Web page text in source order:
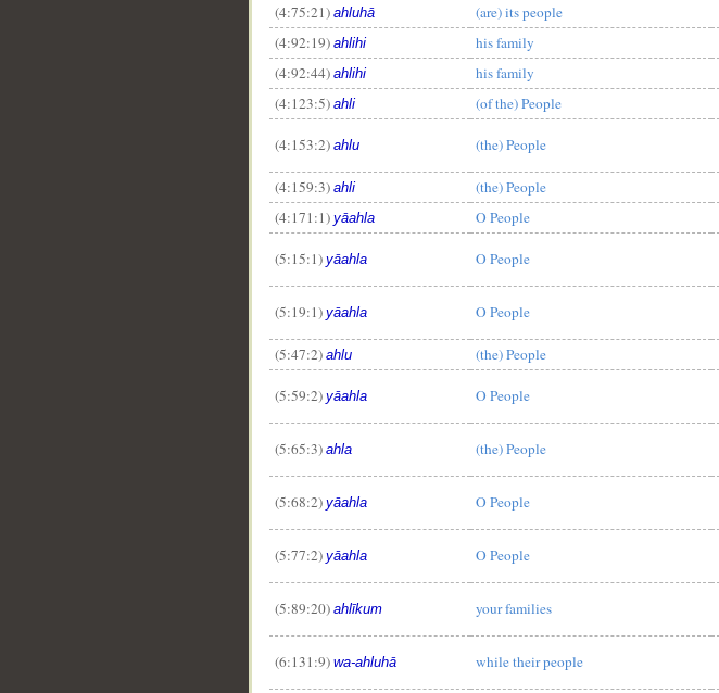
(4:75:21) ahluhā (are) its people
(4:92:19) ahlihi his family
(4:92:44) ahlihi his family
(4:123:5) ahli (of the) People
(4:153:2) ahlu (the) People
(4:159:3) ahli (the) People
(4:171:1) yāahla O People
(5:15:1) yāahla O People
(5:19:1) yāahla O People
(5:47:2) ahlu (the) People
(5:59:2) yāahla O People
(5:65:3) ahla (the) People
(5:68:2) yāahla O People
(5:77:2) yāahla O People
(5:89:20) ahlīkum your families
(6:131:9) wa-ahluhā while their people